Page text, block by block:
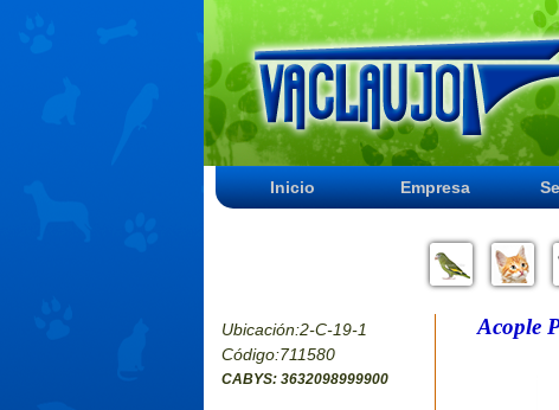
Inicio Empresa
Ubicación:2-C-19-1
Código:711580
CABYS: 3632098999900
Acople